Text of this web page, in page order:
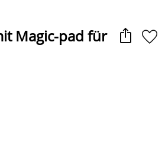
Magic-pad für